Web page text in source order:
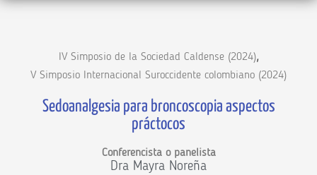
IV Simposio de la Sociedad Caldense (2024),
V Simposio Internacional Suroccidente colombiano (2024)
Sedoanalgesia para broncoscopia aspectos
práctocos
Conferencista o panelista
Dra Mayra Noreña